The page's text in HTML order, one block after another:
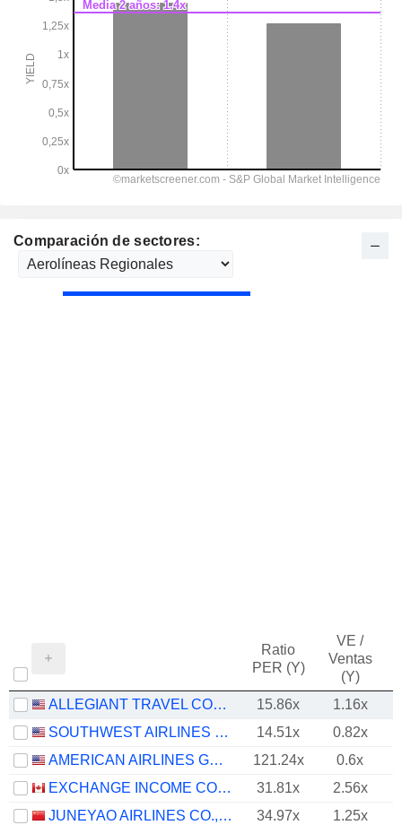
Comparación de sectores:
Ratio
PER (Y)
VE /
Ventas
(Y)
ALLEGIANT TRAVEL COMPANY 15.86x
1.16x
SOUTHWEST AIRLINES CO.
14.51x
0.82x
AMERICAN AIRLINES GROUP INC.
121.24x
0.6x
EXCHANGE INCOME CORPORATION
31.81x 2.56x
JUNEYAO AIRLINES CO., LTD
34.97x
1.25x